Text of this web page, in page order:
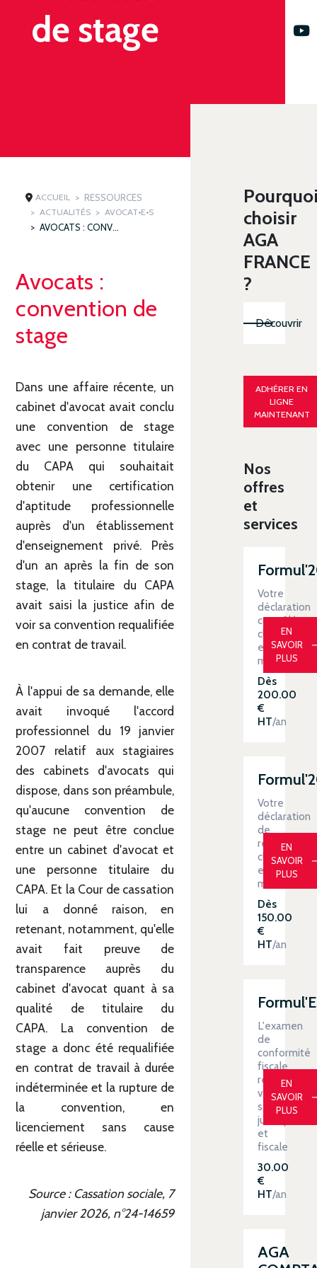
de stage
ACCUEIL RESSOURCES
ACTUALITÉS AVOCAT•E•S
AVOCATS : CONVENTION DE STAGE
Avocats :
convention de
stage
Dans une affaire récente, un
cabinet d'avocat avait conclu
une convention de stage
avec une personne titulaire
du CAPA qui souhaitait
obtenir une certification
d'aptitude professionnelle
auprès d'un établissement
d'enseignement privé. Près
d'un an après la fin de son
stage, la titulaire du CAPA
avait saisi la justice afin de
voir sa convention requalifiée
en contrat de travail.
À l'appui de sa demande, elle
avait invoqué l'accord
professionnel du 19 janvier
2007 relatif aux stagiaires
des cabinets d'avocats qui
dispose, dans son préambule,
qu'aucune convention de
stage ne peut être conclue
entre un cabinet d'avocat et
une personne titulaire du
CAPA. Et la Cour de cassation
lui a donné raison, en
retenant, notamment, qu'elle
avait fait preuve de
transparence auprès du
cabinet d'avocat quant à sa
qualité de titulaire du
CAPA. La convention de
stage a donc été requalifiée
en contrat de travail à durée
indéterminée et la rupture de
la convention, en
licenciement sans cause
réelle et sérieuse.
Source : Cassation sociale, 7
janvier 2026, n°24-14659
choisir
AGA
FRANCE
?
Découvrir
ADHÉRER EN
LIGNE
MAINTENANT
Nos
offres
et
services
Votre
déclaration
contrôlée
clé
en
main
Dès
200.00
€
HT/an
EN
SAVOIR
PLUS
Votre
déclaration
de
revenus
clé
en
main
Dès
150.00
€
HT/an
EN
SAVOIR
PLUS
L'examen
de
conformité
fiscale
renforce
votre
sécurité
juridique
et
fiscale
30.00
€
HT/an
EN
SAVOIR
PLUS
AGA